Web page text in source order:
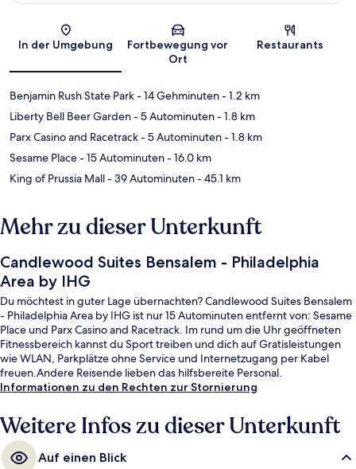
Karte
In der Umgebung
Fortbewegung vor
Ort
Restaurants
Benjamin Rush State Park- 14 Gehminuten- 1.2 km
Liberty Bell Beer Garden- 5 Autominuten- 1.8 km
Parx Casino and Racetrack- 5 Autominuten- 1.8 km
Sesame Place- 15 Autominuten- 16.0 km
King of Prussia Mall- 39 Autominuten- 45.1 km
Mehr zu dieser Unterkunft
Candlewood Suites Bensalem - Philadelphia
Area by IHG
Du möchtest in guter Lage übernachten? Candlewood Suites Bensalem
- Philadelphia Area by IHG ist nur 15 Autominuten entfernt von: Sesame
Place und Parx Casino and Racetrack. Im rund um die Uhr geöffneten
Fitnessbereich kannst du Sport treiben und dich auf Gratisleistungen
wie WLAN, Parkplätze ohne Service und Internetzugang per Kabel
freuen.Andere Reisende lieben das hilfsbereite Personal.
Informationen zu den Rechten zur Stornierung
Weitere Infos zu dieser Unterkunft
Auf einen Blick